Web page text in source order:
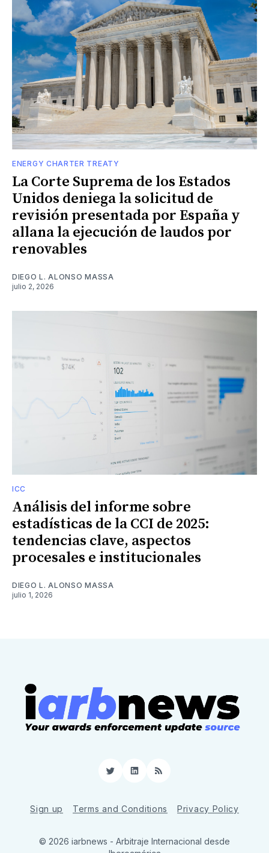
ENERGY CHARTER TREATY
La Corte Suprema de los Estados
Unidos deniega la solicitud de
revisión presentada por España y
allana la ejecución de laudos por
renovables
DIEGO L. ALONSO MASSA
julio 2, 2026
ICC
Análisis del informe sobre
estadísticas de la CCI de 2025:
tendencias clave, aspectos
procesales e institucionales
DIEGO L. ALONSO MASSA
julio 1, 2026
TwitterLinkedIn
RSS
Sign up Terms and Conditions Privacy Policy
© 2026 iarbnews - Arbitraje Internacional desde